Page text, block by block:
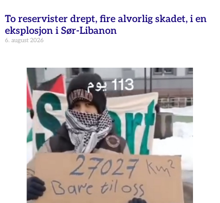
To reservister drept, fire alvorlig skadet, i en
eksplosjon i Sør-Libanon
6. august 2026